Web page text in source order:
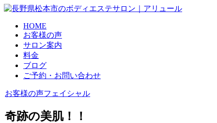
HOME
お客様の声
サロン案内
料金
ブログ
ご予約・お問い合わせ
お客様の声フェイシャル
奇跡の美肌！！